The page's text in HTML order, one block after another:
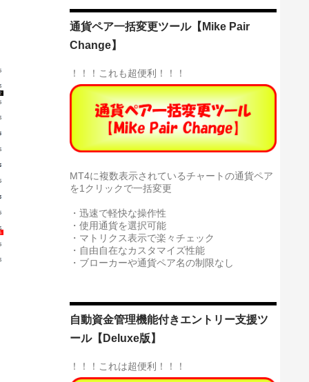
通貨ペア一括変更ツール【Mike Pair
Change】
！！！これも超便利！！！
MT4に複数表示されているチャートの通貨ペア
を1クリックで一括変更
・迅速で軽快な操作性
・使用通貨を選択可能
・マトリクス表示で楽々チェック
・自由自在なカスタマイズ性能
・ブローカーや通貨ペア名の制限なし
自動資金管理機能付きエントリー支援ツ
ール【Deluxe版】
！！！これは超便利！！！